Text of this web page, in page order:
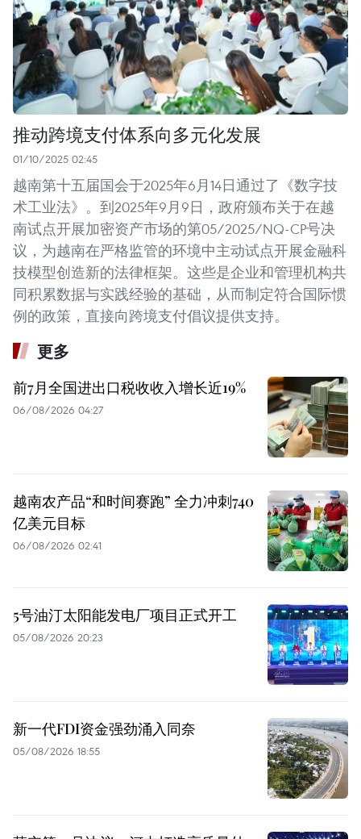
推动跨境支付体系向多元化发展
01/10/2025 02:45
越南第十五届国会于2025年6月14日通过了《数字技
术工业法》。到2025年9月9日，政府颁布关于在越
南试点开展加密资产市场的第05/2025/NQ-CP号决
议，为越南在严格监管的环境中主动试点开展金融科
技模型创造新的法律框架。这些是企业和管理机构共
同积累数据与实践经验的基础，从而制定符合国际惯
例的政策，直接向跨境支付倡议提供支持。
更多
前7月全国进出口税收收入增长近19%
06/08/2026 04:27
越南农产品“和时间赛跑” 全力冲刺740
亿美元目标
06/08/2026 02:41
5号油汀太阳能发电厂项目正式开工
05/08/2026 20:23
新一代FDI资金强劲涌入同奈
05/08/2026 18:55